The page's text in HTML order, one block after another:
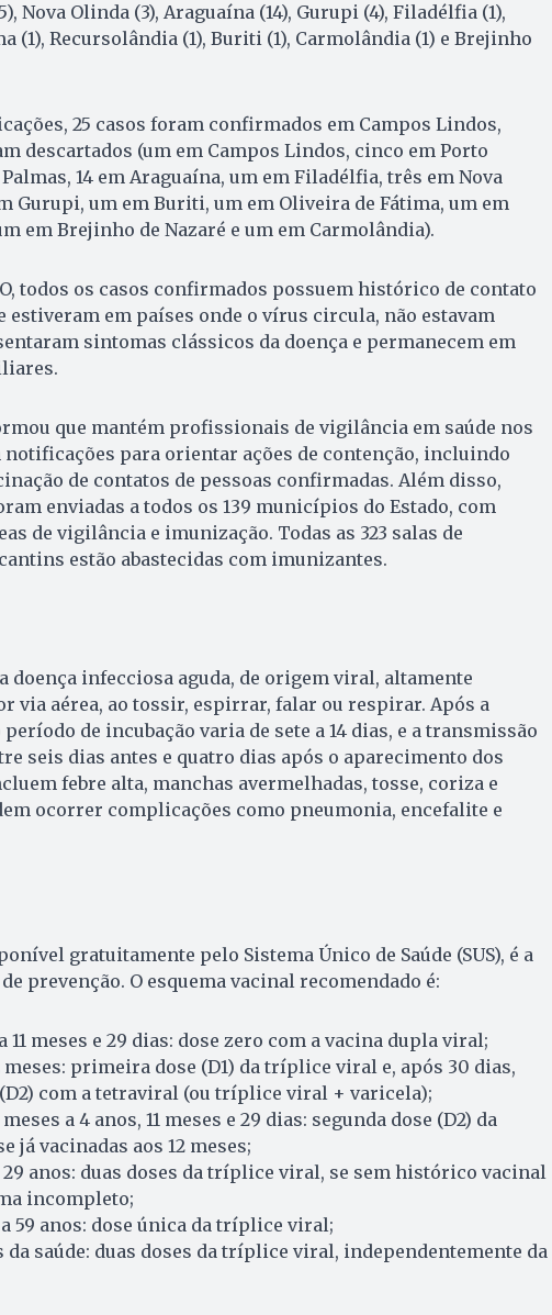
Nova Olinda (3), Araguaína (14), Gurupi (4), Filadélfia (1),
(1), Recursolândia (1), Buriti (1), Carmolândia (1) e Brejinho
25 casos foram confirmados em Campos Lindos,
descartados (um em Campos Lindos, cinco em Porto
14 em Araguaína, um em Filadélfia, três em Nova
Gurupi, um em Buriti, um em Oliveira de Fátima, um em
em Brejinho de Nazaré e um em Carmolândia).
todos os casos confirmados possuem histórico de contato
estiveram em países onde o vírus circula, não estavam
sintomas clássicos da doença e permanecem em
que mantém profissionais de vigilância em saúde nos
para orientar ações de contenção, incluindo
de contatos de pessoas confirmadas. Além disso,
enviadas a todos os 139 municípios do Estado, com
de vigilância e imunização. Todas as 323 salas de
estão abastecidas com imunizantes.
doença infecciosa aguda, de origem viral, altamente
via aérea, ao tossir, espirrar, falar ou respirar. Após a
de incubação varia de sete a 14 dias, e a transmissão
seis dias antes e quatro dias após o aparecimento dos
febre alta, manchas avermelhadas, tosse, coriza e
ocorrer complicações como pneumonia, encefalite e
gratuitamente pelo Sistema Único de Saúde (SUS), é a
prevenção. O esquema vacinal recomendado é:
11 meses e 29 dias: dose zero com a vacina dupla viral;
meses: primeira dose (D1) da tríplice viral e, após 30 dias,
com a tetraviral (ou tríplice viral + varicela);
a 4 anos, 11 meses e 29 dias: segunda dose (D2) da
já vacinadas aos 12 meses;
29 anos: duas doses da tríplice viral, se sem histórico vacinal
incompleto;
a 59 anos: dose única da tríplice viral;
da saúde: duas doses da tríplice viral, independentemente da